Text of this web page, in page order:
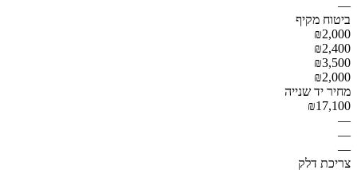
—
ביטוח מקיף
₪2,000
₪2,400
₪3,500
₪2,000
מחיר יד שנייה
₪17,100
—
—
—
צריכת דלק